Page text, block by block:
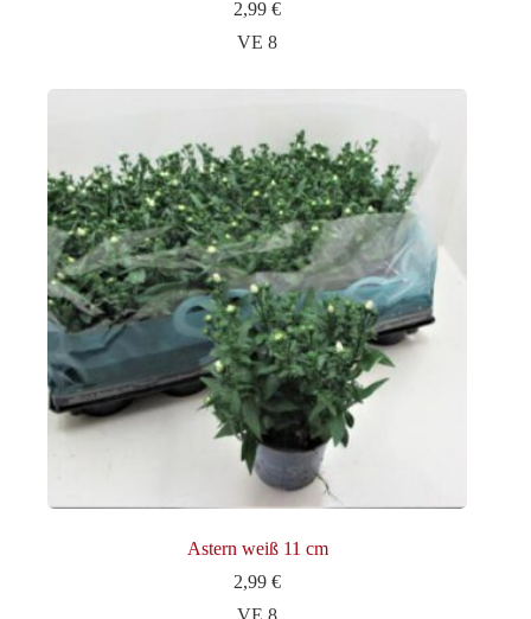
2,99€
VE 8
Astern weiß 11 cm
2,99€
VE 8